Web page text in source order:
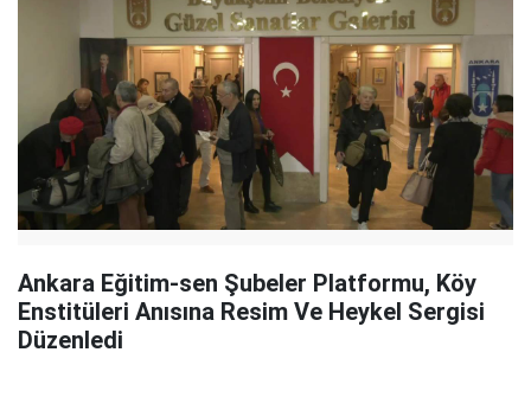
Ankara Eğitim-sen Şubeler Platformu, Köy
Enstitüleri Anısına Resim Ve Heykel Sergisi
Düzenledi